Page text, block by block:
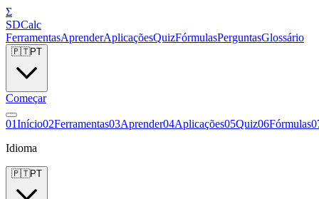
Σ
SDCalc
FerramentasAprenderAplicaçõesQuizFórmulasPerguntasGlossário
🇵🇹PT
Começar
01Início02Ferramentas03Aprender04Aplicações05Quiz06Fórmulas0
Idioma
🇵🇹PT